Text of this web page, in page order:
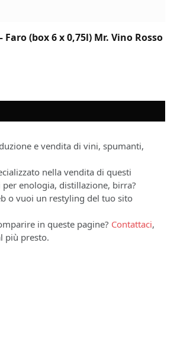
Faro (box 6 x 0,75l) Mr. Vino Rosso
e vendita di vini, spumanti,
nella vendita di questi
enologia, distillazione, birra?
o vuoi un restyling del tuo sito
in queste pagine? Contattaci,
più presto.